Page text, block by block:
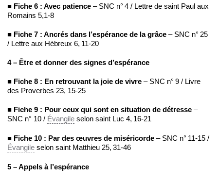
■ Fiche 6 : Avec patience – SNC n° 4 / Lettre de saint Paul aux
Romains 5,1-8
■ Fiche 7 : Ancrés dans l’espérance de la grâce – SNC n° 25
/ Lettre aux Hébreux 6, 11-20
4 – Être et donner des signes d’espérance
■ Fiche 8 : En retrouvant la joie de vivre – SNC n° 9 / Livre
des Proverbes 23, 15-25
■ Fiche 9 : Pour ceux qui sont en situation de détresse –
SNC n° 10 / Évangile selon saint Luc 4, 16-21
■ Fiche 10 : Par des œuvres de miséricorde – SNC n° 11-15 /
Évangile selon saint Matthieu 25, 31-46
5 – Appels à l’espérance